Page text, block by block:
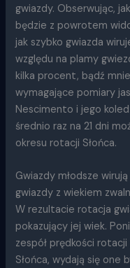
gwiazdy. Obserwując,
będzie z powrotem
jak szybko gwiazda
względu na plamy
kilka procent, bądź
wymagające pomiary
Nescimento i jego
średnio raz na 21 dni
okresu rotacji Słońca.
Gwiazdy młodsze
gwiazdy z wiekiem
W rezultacie rotacja
pokazujący jej wiek.
zespół prędkości rotacji
Słońca, wydają się one